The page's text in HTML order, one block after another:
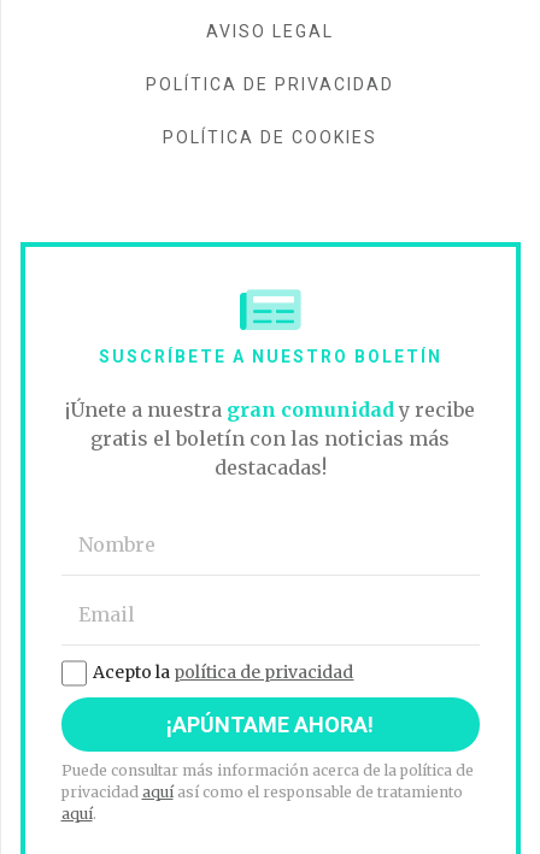
AVISO LEGAL
POLÍTICA DE PRIVACIDAD
POLÍTICA DE COOKIES
SUSCRÍBETE A NUESTRO BOLETÍN
¡Únete a nuestra gran comunidady recibe
gratis el boletín con las noticias más
destacadas!
Acepto la política de privacidad
Puede consultar más información acerca de la política de
privacidad aquíasí como el responsable de tratamiento
aquí.